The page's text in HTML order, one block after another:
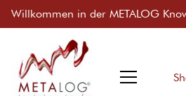
Willkommen in der METALOG